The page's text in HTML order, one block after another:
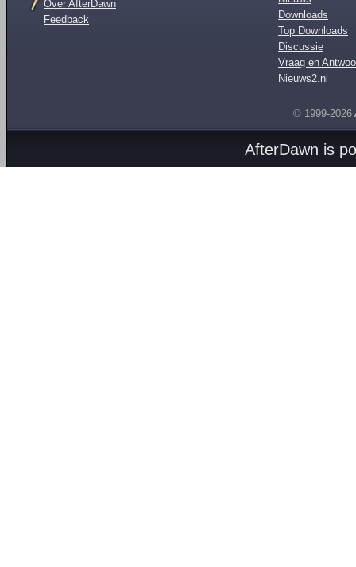
Over AfterDawn
Feedback
Downloads
Top Downloads
Discussie
Vraag en
Nieuws2.nl
© 1999-2026
AfterDawn is